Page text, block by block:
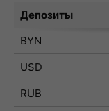
Депозиты
BYN
USD
RUB